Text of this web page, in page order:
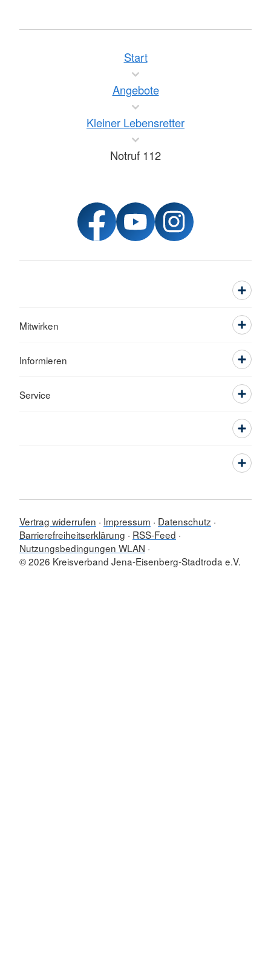
Start
Angebote
Kleiner Lebensretter
Notruf 112
Mitwirken
Informieren
Service
Vertrag widerrufen Impressum
Datenschutz
Barrierefreiheitserklärung
RSS-Feed
Nutzungsbedingungen WLAN
© 2026 Kreisverband Jena-Eisenberg-Stadtroda e.V.